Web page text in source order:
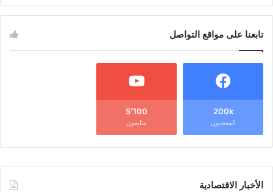
تابعنا على مواقع التواصل
200k
المعجبون
5٬100
متابعون
الأخبار الاقتصادية